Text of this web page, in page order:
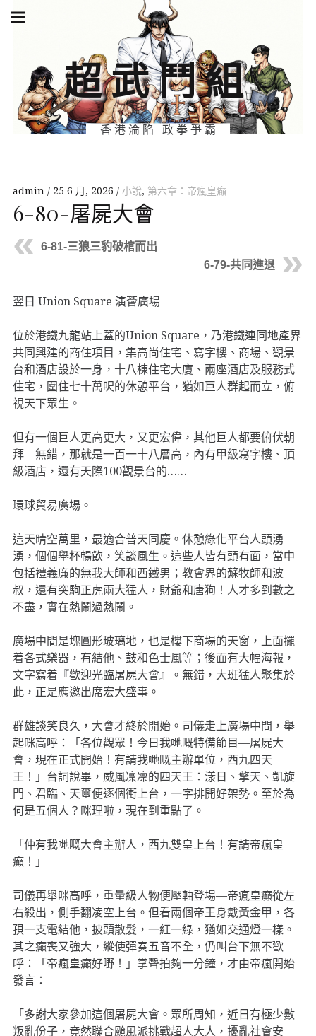
Skip
超武鬥組
香港淪陷 政拳爭霸
navigation
admin 25 6 月, 2026 小說, 第六章：帝瘋皇癲
6-80-屠屍大會
6-81-三狼三豹破棺而出
6-79-共同進退
翌日 Union Square 演薈廣場
位於港鐵九龍站上蓋的Union Square，乃港鐵連同地產界
共同興建的商住項目，集高尚住宅、寫字樓、商場、觀景
台和酒店設於一身，十八棟住宅大廈、兩座酒店及服務式
住宅，圍住七十萬呎的休憩平台，猶如巨人群起而立，俯
視天下眾生。
但有一個巨人更高更大，又更宏偉，其他巨人都要俯伏朝
拜—無錯，那就是一百一十八層高，內有甲級寫字樓、頂
級酒店，還有天際100觀景台的……
環球貿易廣場。
這天晴空萬里，最適合普天同慶。休憩綠化平台人頭湧
湧，個個舉杯暢飲，笑談風生。這些人皆有頭有面，當中
包括禮義廉的無我大師和西鐵男；教會界的蘇牧師和波
叔，還有突駒正虎兩大猛人，財爺和唐狗！人才多到數之
不盡，實在熱鬧過熱鬧。
廣場中間是塊圓形玻璃地，也是樓下商場的天窗，上面擺
着各式樂器，有結他、鼓和色士風等；後面有大幅海報，
文字寫着『歡迎光臨屠屍大會』。無錯，大班猛人聚集於
此，正是應邀出席宏大盛事。
群雄談笑良久，大會才終於開始。司儀走上廣場中間，舉
起咪高呼：「各位觀眾！今日我哋嘅特備節目—屠屍大
會，現在正式開始！有請我哋嘅主辦單位，西九四天
王！」台詞說畢，威風凜凜的四天王：漾日、擎天、凱旋
門、君臨、天壐便逐個衝上台，一字排開好架勢。至於為
何是五個人？咪理啦，現在到重點了。
「仲有我哋嘅大會主辦人，西九雙皇上台！有請帝瘋皇
癲！」
司儀再舉咪高呼，重量級人物便壓軸登場—帝瘋皇癲從左
右殺出，側手翻凌空上台。但看兩個帝王身戴黃金甲，各
孭一支電結他，披頭散髮，一紅一綠，猶如交通燈一樣。
其之癲喪又強大，縱使彈奏五音不全，仍叫台下無不歡
呼：「帝瘋皇癲好嘢！」掌聲拍夠一分鐘，才由帝瘋開始
發言：
「多謝大家參加這個屠屍大會。眾所周知，近日有極少數
叛亂份子，竟然聯合颱風派挑戰超人大人，擾亂社會安